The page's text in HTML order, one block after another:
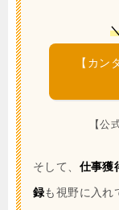
【カン
【公
そして、 仕事獲
録も視野に入れ